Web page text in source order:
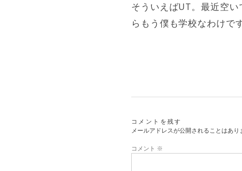
そういえばUT。最近空
らもう僕も学校なわけで
コメントを残す
メールアドレスが公開されることはあり
コメント ※